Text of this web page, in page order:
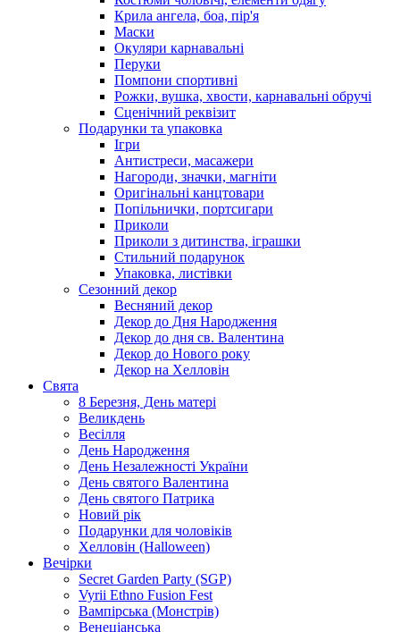
Крила ангела, боа, пір'я
Маски
Окуляри карнавальні
Перуки
Помпони спортивні
Рожки, вушка, хвости, карнавальні обручі
Сценічний реквізит
Подарунки та упаковка
Ігри
Антистреси, масажери
Нагороди, значки, магніти
Оригінальні канцтовари
Попільнички, портсигари
Приколи
Приколи з дитинства, іграшки
Стильний подарунок
Упаковка, листівки
Сезонний декор
Весняний декор
Декор до Дня Народження
Декор до дня св. Валентина
Декор до Нового року
Декор на Хелловін
Свята
8 Березня, День матері
Великдень
Весілля
День Народження
День Незалежності України
День святого Валентина
День святого Патрика
Новий рік
Подарунки для чоловіків
Хелловін (Halloween)
Вечірки
Secret Garden Party (SGP)
Vyrii Ethno Fusion Fest
Вампірська (Монстрів)
Венеціанська